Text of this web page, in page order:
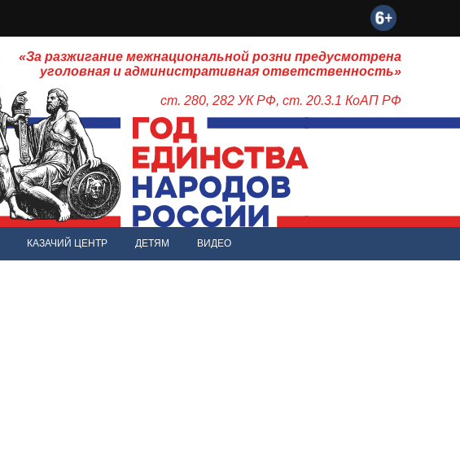
«За разжигание межнациональной розни предусмотрена
уголовная и административная ответственность»
ст. 280, 282 УК РФ, ст. 20.3.1 КоАП РФ
КАЗАЧИЙ ЦЕНТР ДЕТЯМ ВИДЕО